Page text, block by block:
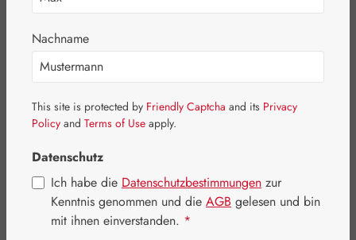
Bildergalerie überspringen
Nachname
This site is protected by Friendly Captcha and its Privacy
Policy and Terms of Use apply.
Datenschutz
Ich habe die Datenschutzbestimmungen zur
Kenntnis genommen und die AGB gelesen und bin
mit ihnen einverstanden. *